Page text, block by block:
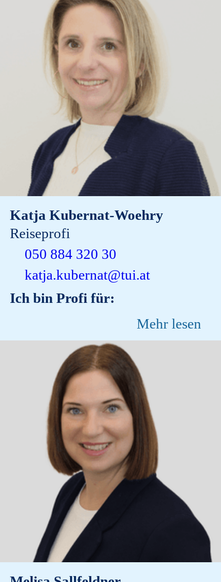
Katja Kubernat-Woehry
Reiseprofi
050 884 320 30
katja.kubernat@tui.at
Ich bin Profi für:
Mehr lesen